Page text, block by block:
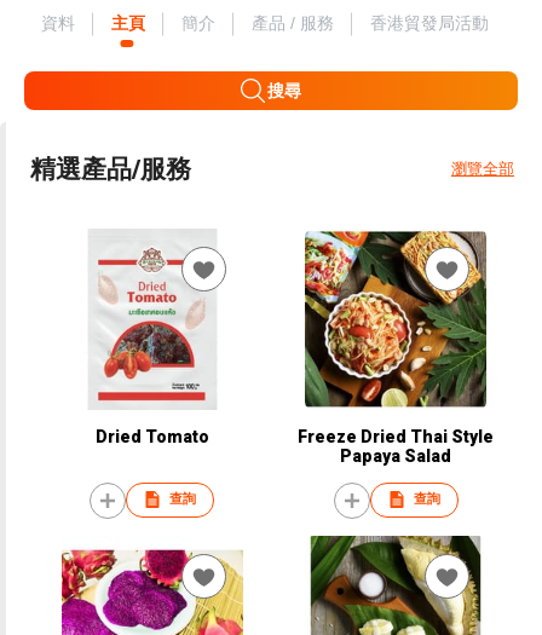
資料 主頁 簡介 產品 / 服務 香港貿發局活動
搜尋
精選產品/服務 瀏覽全部
Dried Tomato
查詢
Freeze Dried Thai Style
Papaya Salad
查詢